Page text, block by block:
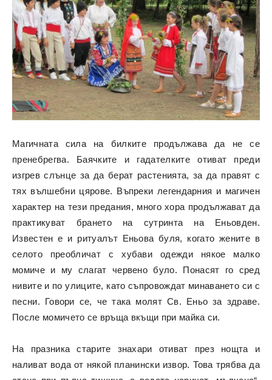
Магичната сила на билките продължава да не се
пренебрегва. Баячките и гадателките отиват преди
изгрев слънце за да берат растенията, за да правят с
тях вълшебни цярове. Въпреки легендарния и магичен
характер на тези предания, много хора продължават да
практикуват брането на сутринта на Еньовден.
Известен е и ритуалът Еньова буля, когато жените в
селото преобличат с хубави одежди някое малко
момиче и му слагат червено було. Понасят го сред
нивите и по улиците, като съпровождат минаването си с
песни. Говори се, че така молят Св. Еньо за здраве.
После момичето се връща вкъщи при майка си.
На празника старите знахари отиват през нощта и
наливат вода от някой планински извор. Това трябва да